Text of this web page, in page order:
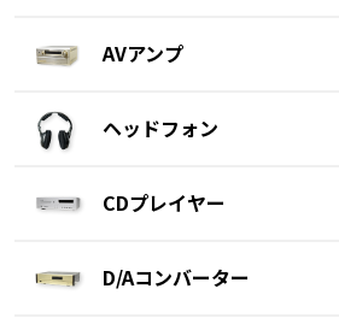
AVアンプ
ヘッドフォン
CDプレイヤー
D/Aコンバーター